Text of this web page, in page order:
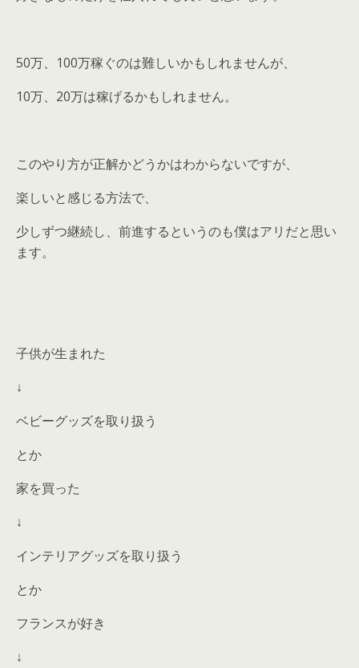
50万、100万稼ぐのは難しいかもしれませんが、
10万、20万は稼げるかもしれません。
このやり方が正解かどうかはわからないですが、
楽しいと感じる方法で、
少しずつ継続し、前進するというのも僕はアリだと思い
ます。
子供が生まれた
↓
ベビーグッズを取り扱う
とか
家を買った
↓
インテリアグッズを取り扱う
とか
フランスが好き
↓